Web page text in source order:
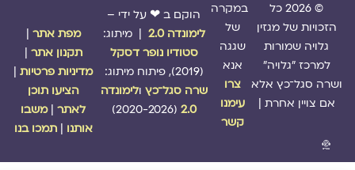
© 2026 כל
הזכויות של מגזין
גלויה שמורות
למרכז "גלויה"
ושרה סגל־כץ אלא
אם צויין אחרת |
במקרה
של
שגגה
אנא
צרו
עימנו
קשר
הוקם ב ❤ על ידי –
לימונדה 2.0
| מיתוג:
סטודיו נופר דסקל
שרה סגל־כץולימונדה
2.0
(2020-2026)
מפת אתר|
תקנון אתר|
מדיניות פרטיות|
הציעו תוכן
לאתר| משבו
אותנו| תמכו בנו